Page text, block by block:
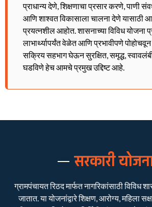
प्राधान्य देणे, शिक्षणाचा प्रसार करणे, पाणी
आणि शाश्वत विकासाला चालना देणे यासाठी
प्रयत्नशील आहोत. शासनाच्या विविध योजना
लाभार्थ्यापर्यंत वेळेत आणि प्रभावीपणे
सक्रिय सहभाग घेऊन सुरक्षित, समृद्ध,
घडविणे हेच आमचे प्रमुख उद्दिष्ट आहे.
सरकारी
ग्रामपंचायत रिठद मार्फत नागरिकांसाठी विविध
जातात. या योजनांद्वारे शिक्षण, आरोग्य, महिला